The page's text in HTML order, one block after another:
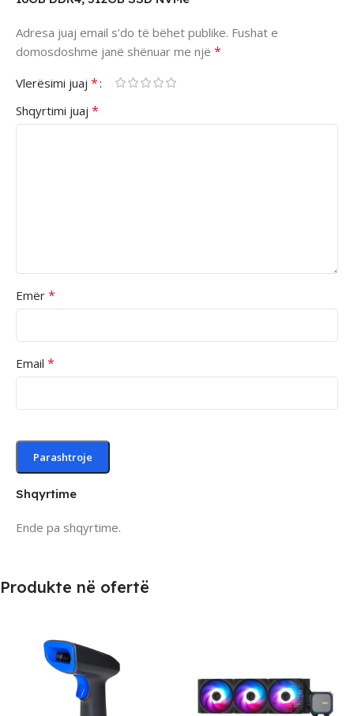
Shqyrtime
Ende pa shqyrtime.
Adresa juaj email s’do të bëhet publike. Fushat e
domosdoshme janë shënuar me një *
Vlerësimi juaj *
Shqyrtimi juaj *
Emër *
Email *
Produkte në ofertë